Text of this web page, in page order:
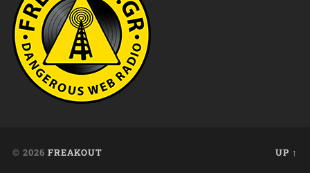
© 2026 FREAKOUT UP ↑